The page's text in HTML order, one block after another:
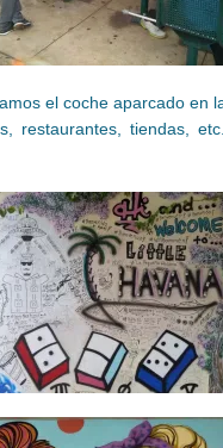
el coche aparcado en
restaurantes, tiendas,